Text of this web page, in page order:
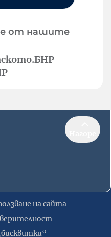
от нашите
на сайта